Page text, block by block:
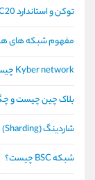
توکن و استاندارد ERC20
مفهوم شبکه های
Kyber network چیست؟
بلاک چین چیست و
شاردینگ (Sharding) چیست؟
شبکه BSC چیست؟